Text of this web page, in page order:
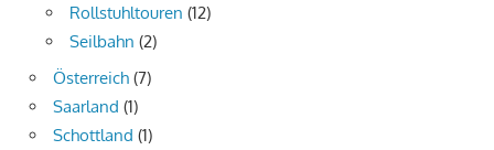
Rollstuhltouren (12)
Seilbahn (2)
Österreich (7)
Saarland (1)
Schottland (1)